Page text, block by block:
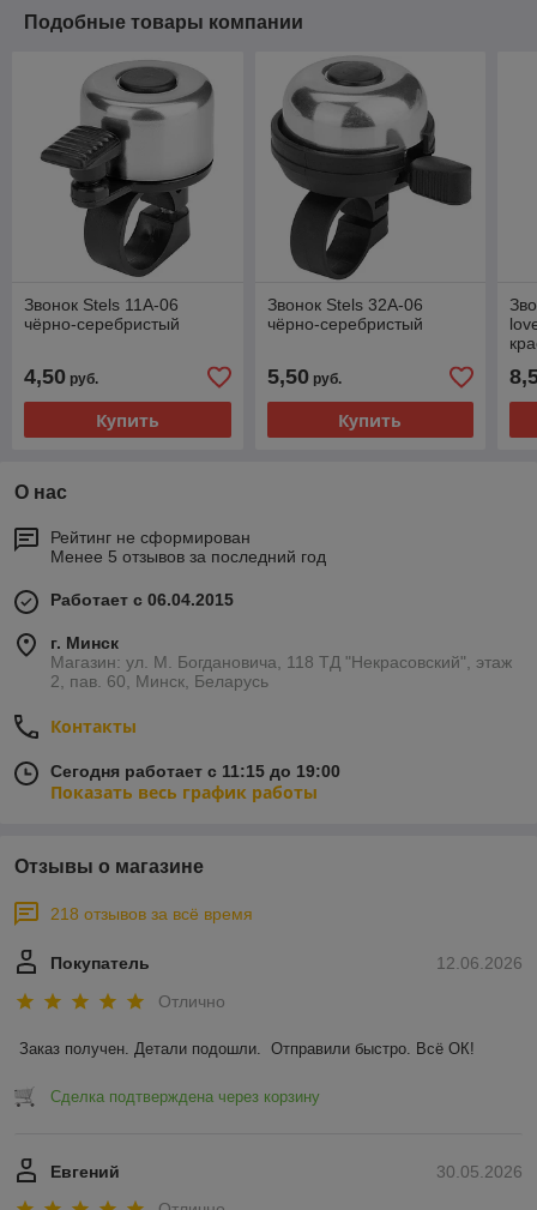
Подобные товары компании
Звонок Stels 11A-06
чёрно-серебристый
4,50 руб.
Купить
Звонок Stels 32A-06
чёрно-серебристый
5,50руб.
Купить
О нас
Рейтинг не сформирован
Менее 5 отзывов за последний год
Работает с 06.04.2015
г. Минск
Магазин: ул. М. Богдановича, 118 ТД "Некрасовский", этаж
2, пав. 60, Минск, Беларусь
Контакты
Сегодня работает с 11:15 до 19:00
Показать весь график работы
Отзывы о магазине
218 отзывов за всё время
12.06.2026
Покупатель
Отлично
Заказ получен. Детали подошли.  Отправили быстро. Всё ОК!
Сделка подтверждена через корзину
30.05.2026
Евгений